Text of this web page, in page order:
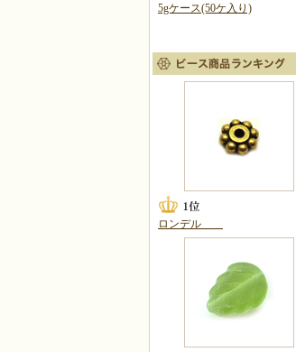
5gケース(50ケ入り)
ロンデル